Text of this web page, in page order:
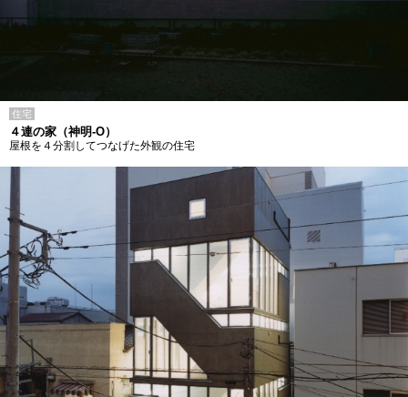
住宅
４連の家（神明-O）
屋根を４分割してつなげた外観の住宅